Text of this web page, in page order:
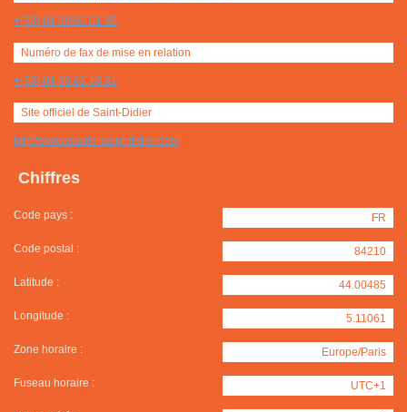
+(33) 04 90 66 01 39
Numéro de fax de mise en relation
+(33) 04 90 66 10 31
Site officiel de Saint-Didier
http://www.mairie-saint-didier.com
Chiffres
Code pays : FR
Code postal : 84210
Latitude : 44.00485
Longitude : 5.11061
Zone horaire : Europe/Paris
Fuseau horaire : UTC+1